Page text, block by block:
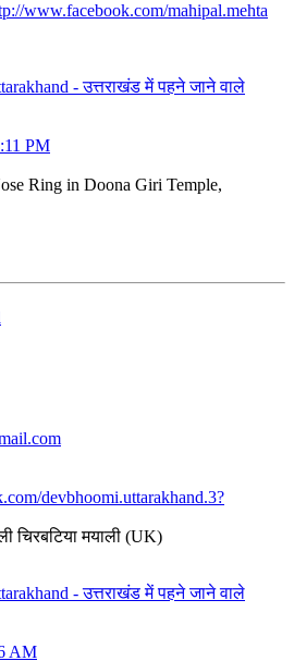
www.facebook.com/mahipal.mehta
- उत्तराखंड में पहने जाने वाले
PM
Ring in Doona Giri Temple,
devbhoomi.uttarakhand.3?
चिरबटिया मयाली (UK)
- उत्तराखंड में पहने जाने वाले
AM